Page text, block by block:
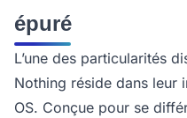
épuré
L’une des particularités
Nothing réside dans leur
OS. Conçue pour se